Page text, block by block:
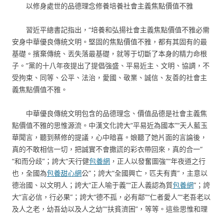
以修身處世的品德理念修養培養社會主義焦點價值不雅
習近平總書記指出，“培養和弘揚社會主義焦點價值不雅必需
安身中華優良傳統文明。堅固的焦點價值不雅，都有其固有的最
基礎。擯棄傳統、丟失落最基礎，就等于切斷了本身的精力命根
子。”黨的十八年夜提出了提倡強盛、平易近主、文明、協調，不
受拘束、同等、公平、法治，愛國、敬業、誠信、友善的社會主
義焦點價值不雅。
中華優良傳統文明包含的品德理念、價值品德是社會主義焦
點價值不雅的思惟源流。中漢文化誇大“平易近為國本”“天人藍玉
華聞言，聽到蔡修的提議，心中暗喜。娘聽了她片面的言論後，
真的不敢相信一切，把誠實不會撒謊的彩衣帶回來，真的合一”
“和而分歧”；誇大“天行健包養網 ，正人以發奮圖強”“年夜道之行
也，全國為包養甜心網公”；誇大“全國興亡，匹夫有責”，主意以
德治國、以文明人；誇大“正人喻于義”“正人義認為質包養網”；誇
大“言必信，行必果”；誇大“德不孤，必有鄰”“仁者愛人”“老吾老以
及人之老，幼吾幼以及人之幼”“扶貧濟困”，等等。這些思惟和理